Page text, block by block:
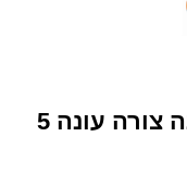
עונה 5